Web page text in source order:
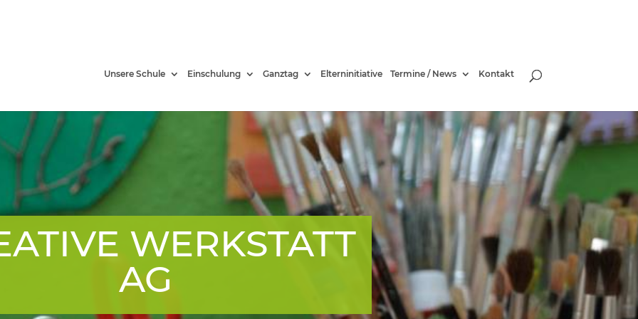
Unsere Schule Einschulung Ganztag Elterninitiative Termine / News Kontakt
WERKSTATT
AG